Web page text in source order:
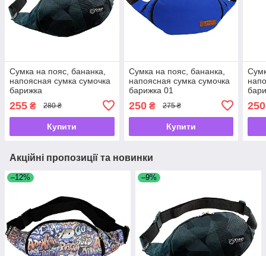
Сумка на пояс, бананка,
напоясная сумка сумочка
барижка
255 ₴ 280 ₴
Купити
Сумка на пояс, бананка,
напоясная сумка сумочка
барижка 01
250₴ 275 ₴
Купити
250
Акційні пропозиції та новинки
–12% –9%